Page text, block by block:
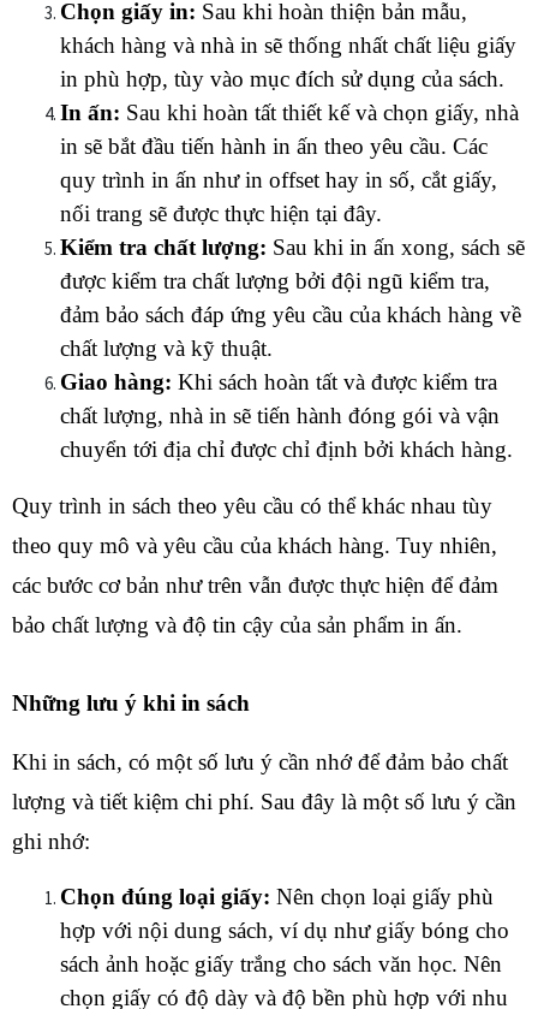
Chọn giấy in: Sau khi hoàn thiện bản mẫu,
khách hàng và nhà in sẽ thống nhất chất liệu giấy
in phù hợp, tùy vào mục đích sử dụng của sách.
In ấn: Sau khi hoàn tất thiết kế và chọn giấy, nhà
in sẽ bắt đầu tiến hành in ấn theo yêu cầu. Các
quy trình in ấn như in offset hay in số, cắt giấy,
nối trang sẽ được thực hiện tại đây.
Kiểm tra chất lượng: Sau khi in ấn xong, sách sẽ
được kiểm tra chất lượng bởi đội ngũ kiểm tra,
đảm bảo sách đáp ứng yêu cầu của khách hàng về
chất lượng và kỹ thuật.
Giao hàng: Khi sách hoàn tất và được kiểm tra
chất lượng, nhà in sẽ tiến hành đóng gói và vận
chuyển tới địa chỉ được chỉ định bởi khách hàng.
Quy trình in sách theo yêu cầu có thể khác nhau tùy
theo quy mô và yêu cầu của khách hàng. Tuy nhiên,
các bước cơ bản như trên vẫn được thực hiện để đảm
bảo chất lượng và độ tin cậy của sản phẩm in ấn.
Những lưu ý khi in sách
Khi in sách, có một số lưu ý cần nhớ để đảm bảo chất
lượng và tiết kiệm chi phí. Sau đây là một số lưu ý cần
ghi nhớ:
Chọn đúng loại giấy: Nên chọn loại giấy phù
hợp với nội dung sách, ví dụ như giấy bóng cho
sách ảnh hoặc giấy trắng cho sách văn học. Nên
chọn giấy có độ dày và độ bền phù hợp với nhu